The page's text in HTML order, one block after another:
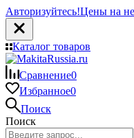
Авторизуйтесь!Цены на
Каталог товаров
Сравнение0
Избранное0
Поиск
Поиск